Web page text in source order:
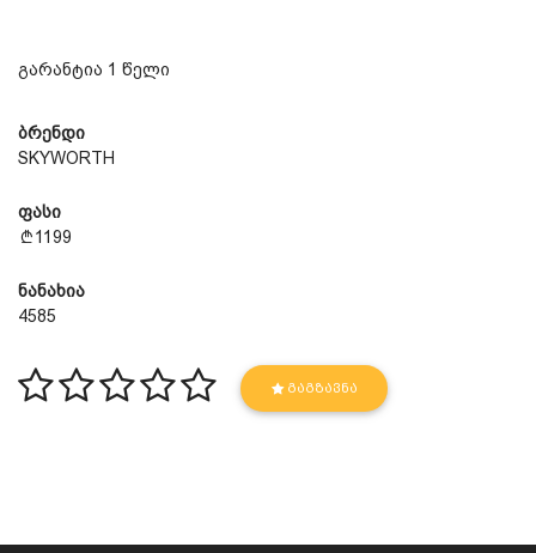
გარანტია 1 წელი
ბრენდი
SKYWORTH
ფასი
1199
ნანახია
4585
ᲒᲐᲒᲖᲐᲕᲜᲐ